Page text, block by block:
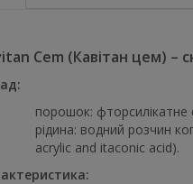
Cem (Кавітан цем) –
порошок:
рідина: водний розчин
acrylic and itaconic acid).